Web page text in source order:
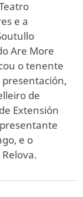
e a
Are More
o tenente
presentación,
de
Extensión
e o